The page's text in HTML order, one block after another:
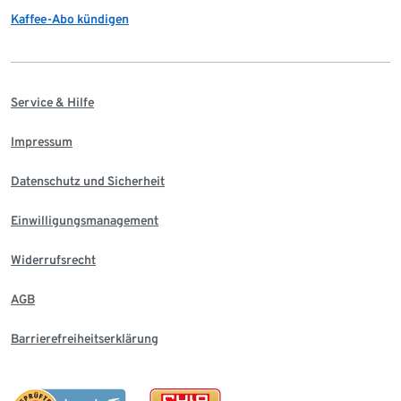
Kaffee-Abo kündigen
Service & Hilfe
Impressum
Datenschutz und Sicherheit
Einwilligungsmanagement
Widerrufsrecht
AGB
Barrierefreiheitserklärung